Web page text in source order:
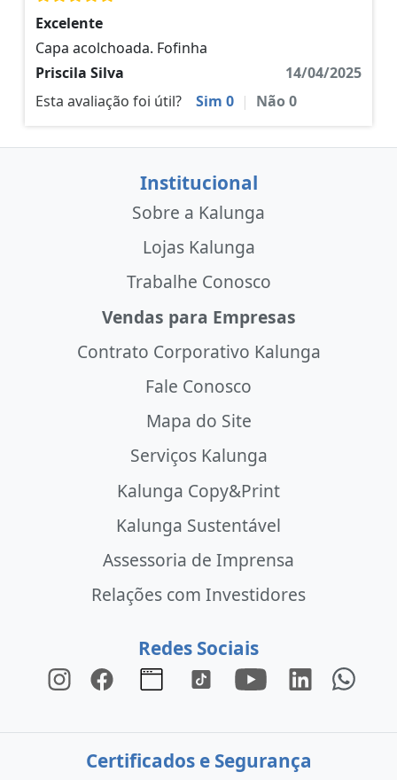
Excelente
Capa acolchoada. Fofinha
Priscila Silva
14/04/2025
Esta avaliação foi útil?
Sim 0 | Não0
Institucional
Sobre a Kalunga
Lojas Kalunga
Trabalhe Conosco
Vendas para Empresas
Contrato Corporativo Kalunga
Fale Conosco
Mapa do Site
Serviços Kalunga
Kalunga Copy&Print
Kalunga Sustentável
Assessoria de Imprensa
Relações com Investidores
Redes Sociais
Certificados e Segurança